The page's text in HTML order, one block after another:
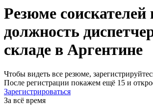
Резюме соискателей
должность
складе в Аргентине
Чтобы видеть все резюме,
После регистрации покажем ещё 15 и
Зарегистрироваться
За всё время